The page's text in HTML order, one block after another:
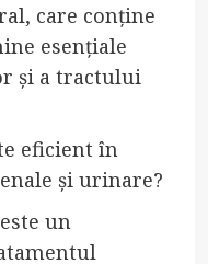
care conține
esențiale
și a tractului
eficient în
și urinare?
un